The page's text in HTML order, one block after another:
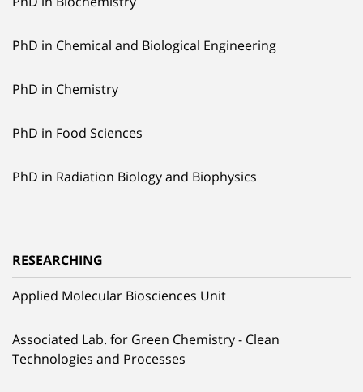
PhD in Chemical and Biological Engineering
PhD in Chemistry
PhD in Food Sciences
PhD in Radiation Biology and Biophysics
RESEARCHING
Applied Molecular Biosciences Unit
Associated Lab. for Green Chemistry - Clean
Technologies and Processes